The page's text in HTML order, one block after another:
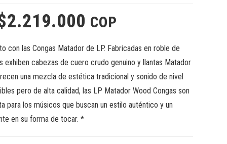
2.219.000 COP
con las Congas Matador de LP. Fabricadas en roble de
exhiben cabezas de cuero crudo genuino y llantas Matador
una mezcla de estética tradicional y sonido de nivel
pero de alta calidad, las LP Matador Wood Congas son
para los músicos que buscan un estilo auténtico y un
en su forma de tocar. *